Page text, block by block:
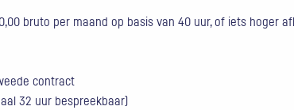
bruto per maand op basis van 40 uur, of iets hoger
contract
32 uur bespreekbaar)